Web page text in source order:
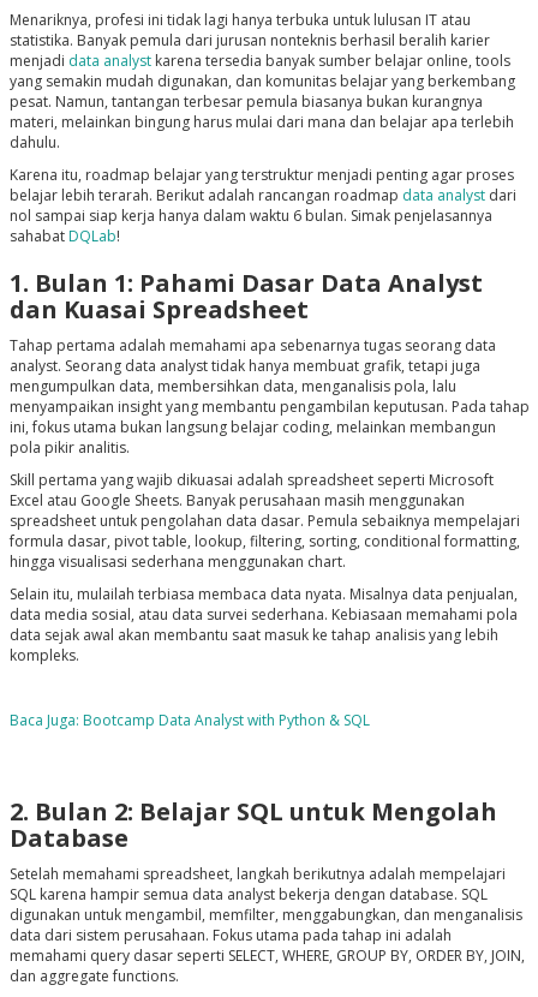
Menariknya, profesi ini tidak lagi hanya terbuka untuk lulusan IT atau
statistika. Banyak pemula dari jurusan nonteknis berhasil beralih karier
menjadi data analystkarena tersedia banyak sumber belajar online, tools
yang semakin mudah digunakan, dan komunitas belajar yang berkembang
pesat. Namun, tantangan terbesar pemula biasanya bukan kurangnya
materi, melainkan bingung harus mulai dari mana dan belajar apa terlebih
dahulu.
Karena itu, roadmap belajar yang terstruktur menjadi penting agar proses
belajar lebih terarah. Berikut adalah rancangan roadmap data analystdari
nol sampai siap kerja hanya dalam waktu 6 bulan. Simak penjelasannya
sahabat DQLab!
1. Bulan 1: Pahami Dasar Data Analyst
dan Kuasai Spreadsheet
Tahap pertama adalah memahami apa sebenarnya tugas seorang data
analyst. Seorang data analyst tidak hanya membuat grafik, tetapi juga
mengumpulkan data, membersihkan data, menganalisis pola, lalu
menyampaikan insight yang membantu pengambilan keputusan. Pada tahap
ini, fokus utama bukan langsung belajar coding, melainkan membangun
pola pikir analitis.
Skill pertama yang wajib dikuasai adalah spreadsheet seperti Microsoft
Excel atau Google Sheets. Banyak perusahaan masih menggunakan
spreadsheet untuk pengolahan data dasar. Pemula sebaiknya mempelajari
formula dasar, pivot table, lookup, filtering, sorting, conditional formatting,
hingga visualisasi sederhana menggunakan chart.
Selain itu, mulailah terbiasa membaca data nyata. Misalnya data penjualan,
data media sosial, atau data survei sederhana. Kebiasaan memahami pola
data sejak awal akan membantu saat masuk ke tahap analisis yang lebih
kompleks.
Baca Juga: Bootcamp Data Analyst with Python & SQL
2. Bulan 2: Belajar SQL untuk Mengolah
Database
Setelah memahami spreadsheet, langkah berikutnya adalah mempelajari
SQL karena hampir semua data analyst bekerja dengan database. SQL
digunakan untuk mengambil, memfilter, menggabungkan, dan menganalisis
data dari sistem perusahaan. Fokus utama pada tahap ini adalah
memahami query dasar seperti SELECT, WHERE, GROUP BY, ORDER BY, JOIN,
dan aggregate functions.